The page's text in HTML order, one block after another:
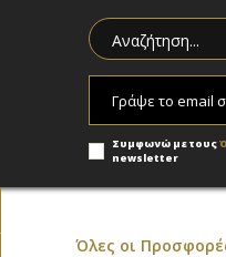
Συμφωνώ με τους
newsletter
Όλες οι